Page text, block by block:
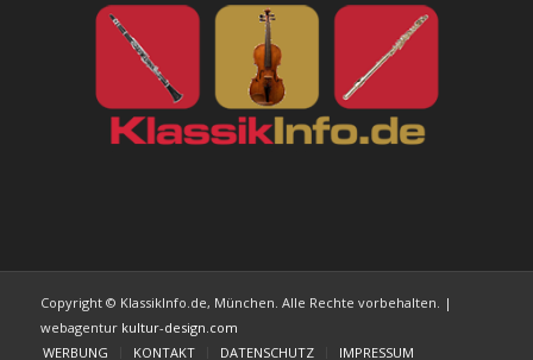
Copyright © KlassikInfo.de, München. Alle Rechte vorbehalten. |
webagentur kultur-design.com
WERBUNG
KONTAKT DATENSCHUTZ IMPRESSUM